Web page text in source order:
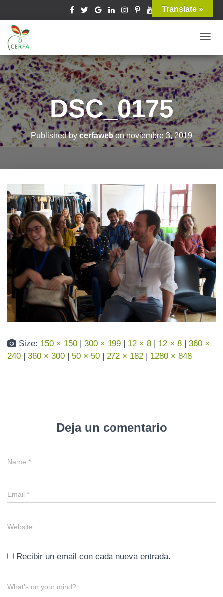
O
G
G
L
E
A
V
G
A
N
DSC_0175
Published bycerfawebonnoviembre 3, 2019
Size: 150 × 150 | 300 × 199 | 12 × 8 | 12 × 8 | 360 ×
240 | 360 × 300 | 50 × 50 | 272 × 182 | 1280 × 848
Deja un comentario
Name *
Email *
Website
Recibir un email con cada nueva entrada.
What's on your mind?
Translate »